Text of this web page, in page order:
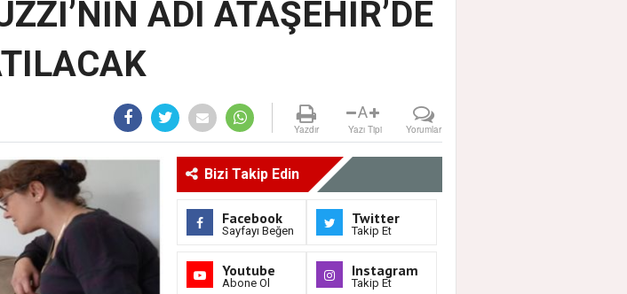
ADI ATAŞEHİR’DE
Yazdır
A
Yazı Tipi Yorumlar
Bizi Takip Edin
Facebook
Sayfayı Beğen
Twitter
Takip Et
Youtube
Abone Ol
Instagram
Takip Et